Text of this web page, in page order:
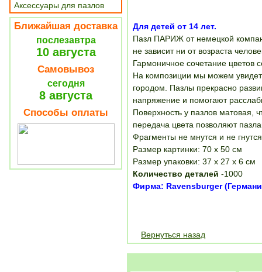
Аксессуары для пазлов
Ближайшая доставка
послезавтра
10 августа
Самовывоз
сегодня
8 августа
Способы оплаты
Для детей от 14 лет.
Пазл ПАРИЖ от немецкой
не зависит ни от возраста
Гармоничное сочетание цветов
На композиции мы можем
городом. Пазлы прекрасно
напряжение и помогают
Поверхность у пазлов матовая,
передача цвета позволяют
Фрагменты не мнутся и не
Размер картинки: 70 х 50 см
Размер упаковки: 37 х 27 х 6 см
Количество деталей -1000
Фирма: Ravensburger
Вернуться назад